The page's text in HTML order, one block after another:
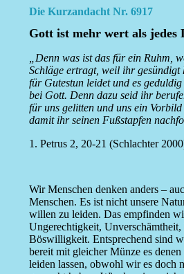
Die Kurzandacht Nr. 6917
Gott ist mehr wert als jedes
„Denn was ist das für ein Ruhm,
Schläge ertragt, weil ihr gesündigt
für Gutestun leidet und es
bei Gott. Denn dazu seid ihr
für uns gelitten und uns ein Vorbild
damit ihr seinen Fußstapfen
1. Petrus 2, 20-21 (Schlachter
Wir Menschen denken anders –
Menschen. Es ist nicht unsere
willen zu leiden. Das empfinden
Ungerechtigkeit, Unverschämtheit,
Böswilligkeit. Entsprechend sind
bereit mit gleicher Münze es
leiden lassen, obwohl wir es doch